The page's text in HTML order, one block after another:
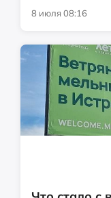
8 июля 08:16